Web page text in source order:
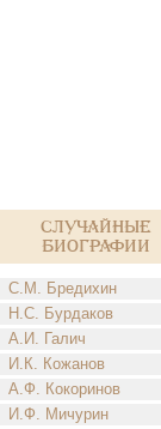
Случайные
биографии
С.М. Бредихин
Н.С. Бурдаков
А.И. Галич
И.К. Кожанов
А.Ф. Кокоринов
И.Ф. Мичурин